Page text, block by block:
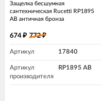
Защелка бесшумная
сантехническая Rucetti RP1895
AB античная бронза
674 ₽ 772₽
Артикул 17840
Артикул
производителя
RP1895 AB